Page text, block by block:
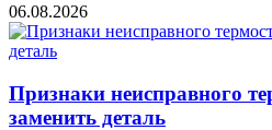
06.08.2026
Признаки неисправного
заменить деталь